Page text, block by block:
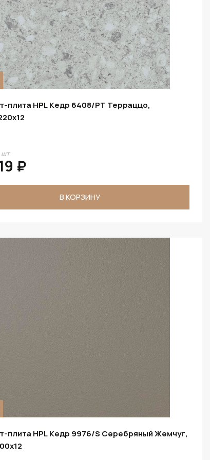
плита HPL Кедр 6408/PT Терраццо,
шт
₽
В КОРЗИНУ
плита HPL Кедр 9976/S Серебряный Жемчуг,